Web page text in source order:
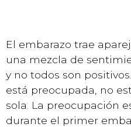
El embarazo trae
una mezcla de
y no todos son
está preocupada, no
sola. La preocupación
durante el primer